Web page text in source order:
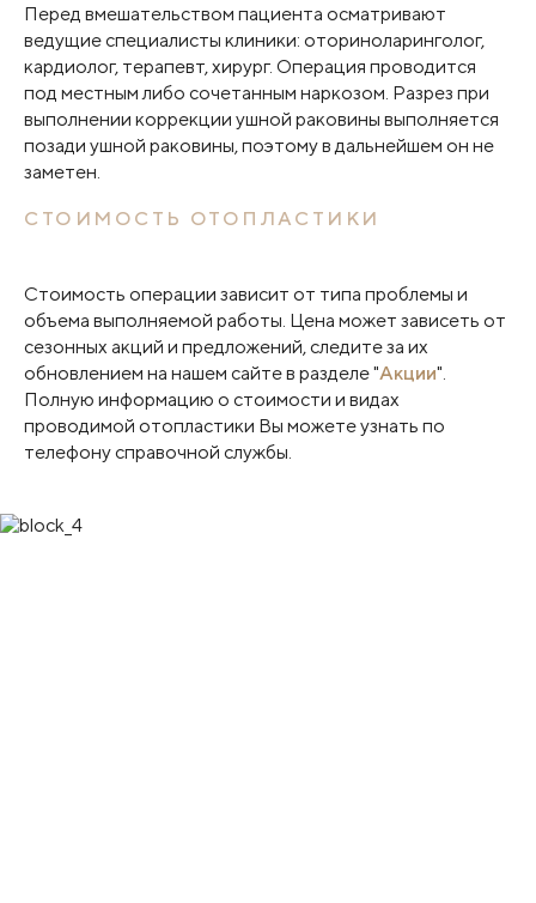
Перед вмешательством пациента осматривают
ведущие специалисты клиники: оториноларинголог,
кардиолог, терапевт, хирург. Операция проводится
под местным либо сочетанным наркозом. Разрез при
выполнении коррекции ушной раковины выполняется
позади ушной раковины, поэтому в дальнейшем он не
заметен.
СТОИМОСТЬ ОТОПЛАСТИКИ
Стоимость операции зависит от типа проблемы и
объема выполняемой работы. Цена может зависеть от
сезонных акций и предложений, следите за их
обновлением на нашем сайте в разделе "Акции".
Полную информацию о стоимости и видах
проводимой отопластики Вы можете узнать по
телефону справочной службы.